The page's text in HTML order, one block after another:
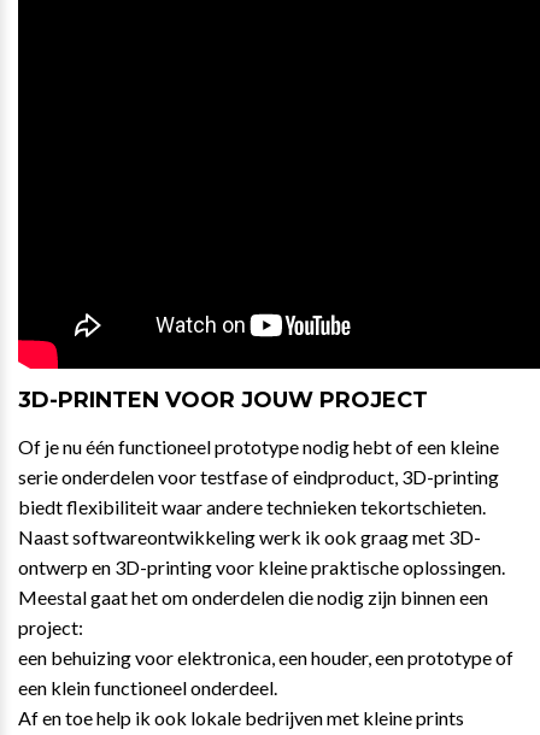
3D-PRINTEN VOOR JOUW PROJECT
Of je nu één functioneel prototype nodig hebt of een kleine
serie onderdelen voor testfase of eindproduct, 3D-printing
biedt flexibiliteit waar andere technieken tekortschieten.
Naast softwareontwikkeling werk ik ook graag met 3D-
ontwerp en 3D-printing voor kleine praktische oplossingen.
Meestal gaat het om onderdelen die nodig zijn binnen een
project:
een behuizing voor elektronica, een houder, een prototype of
een klein functioneel onderdeel.
Af en toe help ik ook lokale bedrijven met kleine prints